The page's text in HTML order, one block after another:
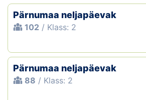
Pärnumaa neljapäevak
102 / Klass: 2
Pärnumaa neljapäevak
88 / Klass: 2